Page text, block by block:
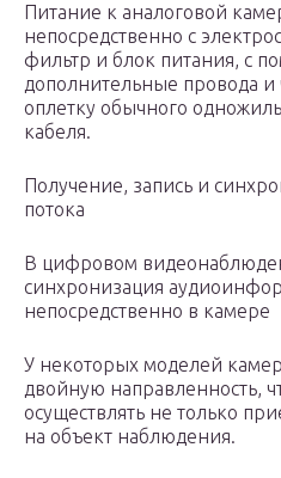
Питание к аналоговой
непосредственно с
фильтр и блок питания, с
дополнительные провода
оплетку обычного
кабеля.
Получение, запись и
потока
В цифровом
синхронизация
непосредственно в камере
У некоторых моделей
двойную направленность,
осуществлять не только
на объект наблюдения.